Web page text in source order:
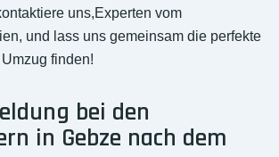
uns,Experten vom
und lass uns gemeinsam die perfekte
finden!
bei den
in Gebze nach dem